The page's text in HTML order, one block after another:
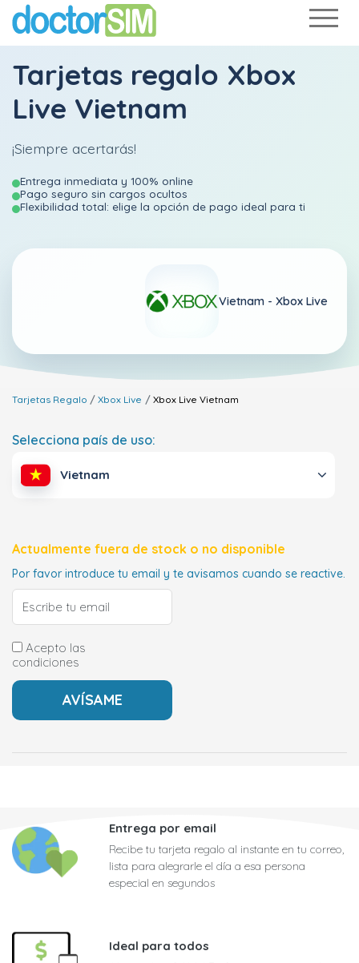
Tarjetas regalo Xbox
Live Vietnam
¡Siempre acertarás!
Entrega inmediata y 100% online
Pago seguro sin cargos ocultos
Flexibilidad total: elige la opción de pago ideal para ti
Vietnam - Xbox Live
Tarjetas Regalo Xbox Live Xbox Live Vietnam
Selecciona país de uso:
Vietnam
Actualmente fuera de stock o no disponible
Por favor introduce tu email y te avisamos cuando se reactive.
Acepto las
condiciones
Entrega por email
Recibe tu tarjeta regalo al instante en tu correo,
lista para alegrarle el día a esa persona
especial en segundos
Ideal para todos